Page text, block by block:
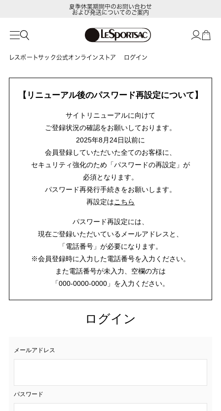
夏季休業期間中のお問い合わせ
および発送についてのご案内
レスポートサック公式オンラインストア ログイン
【リニューアル後のパスワード再設定について】
サイトリニューアルに向けて
ご登録状況の確認をお願いしております。
2025年8月24日以前に
会員登録していただいた全てのお客様に、
セキュリティ強化のため「パスワードの再設定」が
必須となります。
パスワード再発行手続きをお願いします。
再設定はこちら
パスワード再設定には、
現在ご登録いただいているメールアドレスと、
「電話番号」が必要になります。
※会員登録時に入力した電話番号を入力ください。
また電話番号が未入力、空欄の方は
「000-0000-0000」を入力ください。
ログイン
メールアドレス
パスワード